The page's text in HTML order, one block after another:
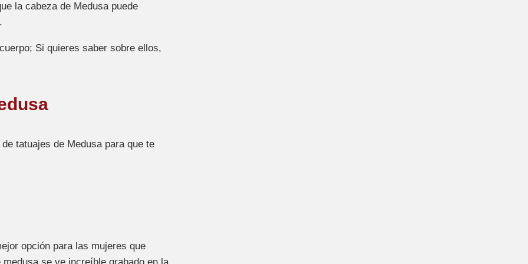
la cabeza de Medusa puede
Si quieres saber sobre ellos,
tatuajes de Medusa para que te
opción para las mujeres que
se ve increíble grabado en la